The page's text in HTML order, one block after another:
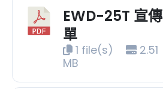
EWD-25T 宣傳
單
1 file(s)
2.51
MB